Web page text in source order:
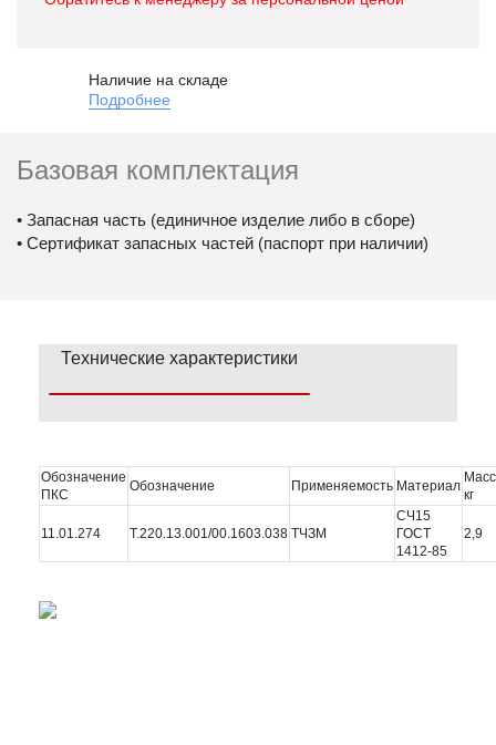
Наличие на складе
Подробнее
Базовая комплектация
• Запасная часть (единичное изделие либо в сборе)
• Сертификат запасных частей (паспорт при наличии)
Технические характеристики
Обозначение
ПКС
Обозначение Применяемость Материал
кг
11.01.274 Т.220.13.001/00.1603.038 ТЧЗМ
СЧ15
ГОСТ
1412-85
2,9